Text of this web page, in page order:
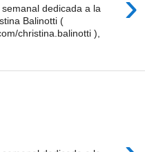
dedicada a la
Balinotti (
christina.balinotti ),